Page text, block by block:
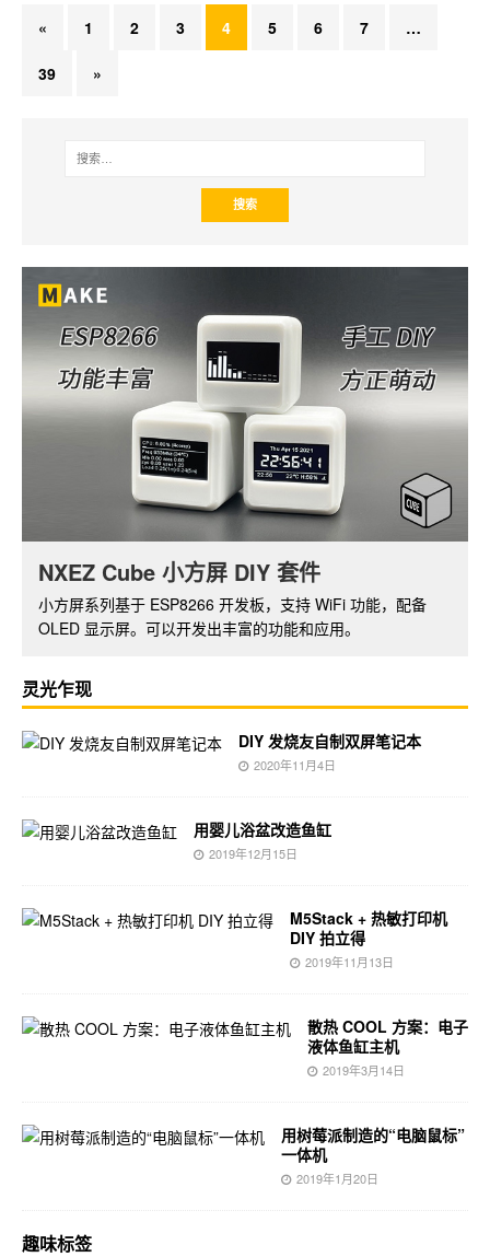
« 1 2 3 4 5 6 7 …
39 »
NXEZ Cube 小方屏 DIY 套件
小方屏系列基于 ESP8266 开发板，支持 WiFi 功能，配备
OLED 显示屏。可以开发出丰富的功能和应用。
树莓派摄像头套件
基于树莓派 ZERO W，带红外夜视功能的摄像头套件。通过
软件可实现视频的实时监控和无线传输。
灵光乍现
DIY 发烧友自制双屏笔记本
2020年11月4日
用婴儿浴盆改造鱼缸
2019年12月15日
M5Stack + 热敏打印机
DIY 拍立得
2019年11月13日
散热 COOL 方案：电子
液体鱼缸主机
2019年3月14日
用树莓派制造的“电脑鼠标”
一体机
2019年1月20日
趣味标签